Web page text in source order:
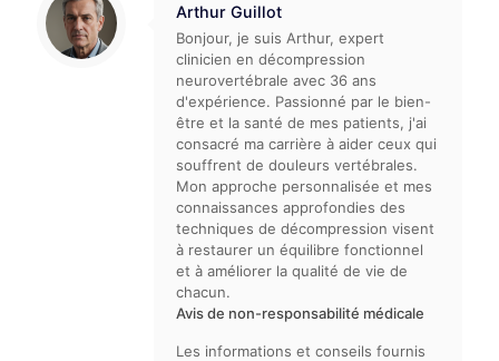
Arthur Guillot
Bonjour, je suis Arthur, expert
clinicien en décompression
neurovertébrale avec 36 ans
d'expérience. Passionné par le bien-
être et la santé de mes patients, j'ai
consacré ma carrière à aider ceux qui
souffrent de douleurs vertébrales.
Mon approche personnalisée et mes
connaissances approfondies des
techniques de décompression visent
à restaurer un équilibre fonctionnel
et à améliorer la qualité de vie de
chacun.
Avis de non-responsabilité médicale
Les informations et conseils fournis